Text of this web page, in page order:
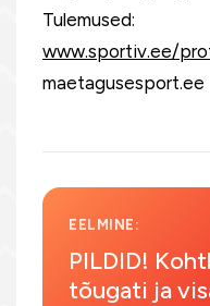
Tulemused:
www.sportiv.ee/
maetagusesport.ee
EELMINE:
PILDID!
tõugati ja